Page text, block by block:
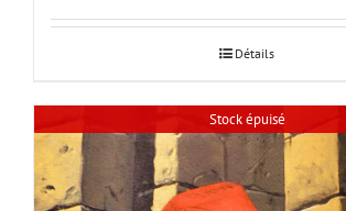
Détails
Stock épuisé